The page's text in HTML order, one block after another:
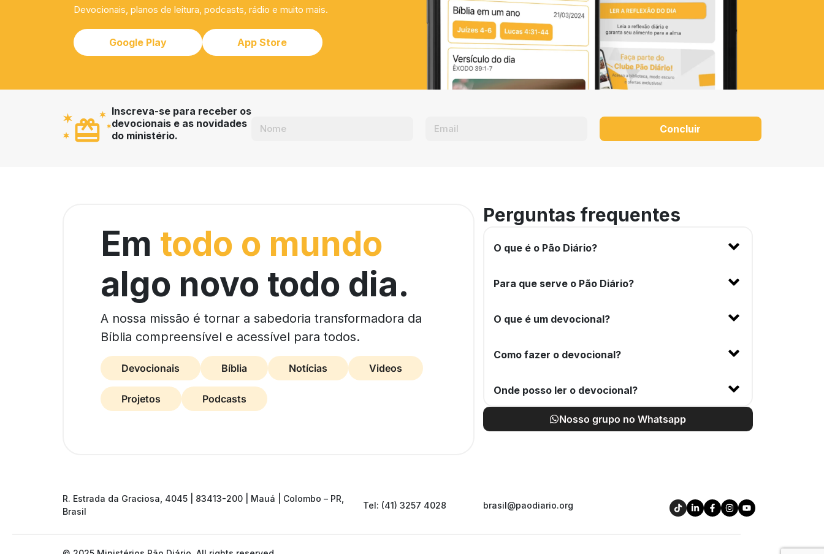
Devocionais, planos de leitura, podcasts, rádio e muito mais.
Google Play App Store
Inscreva-se para receber os
devocionais e as novidades
do ministério.
Concluir
Em todo o mundo
algo novo todo dia.
A nossa missão é tornar a sabedoria transformadora da
Bíblia compreensível e acessível para todos.
Devocionais Bíblia Notícias Videos
Projetos Podcasts
Perguntas frequentes
O que é o Pão Diário?
Para que serve o Pão Diário?
O que é um devocional?
Como fazer o devocional?
Onde posso ler o devocional?
Nosso grupo no Whatsapp
R. Estrada da Graciosa, 4045 | 83413-200 | Mauá | Colombo – PR,
Brasil
Tel: (41) 3257 4028 brasil@paodiario.org